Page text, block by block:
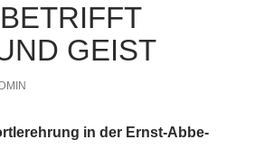
GEIST
in der Ernst-Abbe-